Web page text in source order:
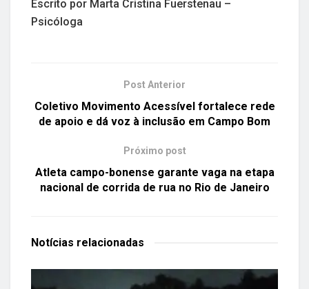
Escrito por Marta Cristina Fuerstenau –
Psicóloga
Post Anterior
Coletivo Movimento Acessível fortalece rede
de apoio e dá voz à inclusão em Campo Bom
Próximo post
Atleta campo-bonense garante vaga na etapa
nacional de corrida de rua no Rio de Janeiro
Notícias relacionadas